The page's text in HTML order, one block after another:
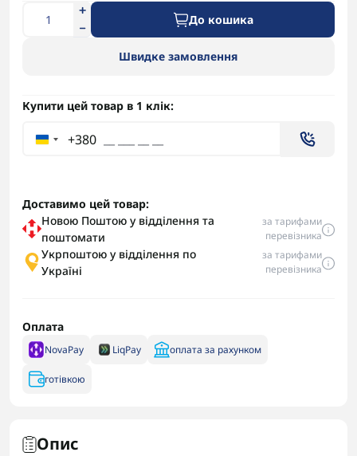
До кошика
Швидке замовлення
Купити цей товар в 1 клік:
+380
Доставимо цей товар:
Новою Поштою у відділення та
поштомати
за тарифами
перевізника
Укрпоштою у відділення по
Україні
за тарифами
перевізника
Оплата
NovaPay LiqPay оплата за рахунком
готівкою
Опис